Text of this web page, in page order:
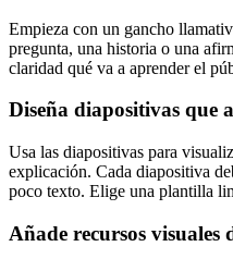
Empieza con un gancho
pregunta, una historia o una
claridad qué va a aprender el
Diseña diapositivas que
Usa las diapositivas para
explicación. Cada diapositiva
poco texto. Elige una plantilla
Añade recursos visuales